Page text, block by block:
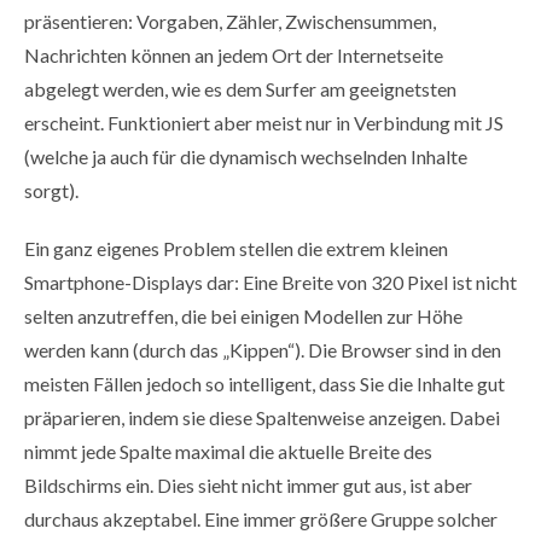
präsentieren: Vorgaben, Zähler, Zwischensummen,
Nachrichten können an jedem Ort der Internetseite
abgelegt werden, wie es dem Surfer am geeignetsten
erscheint. Funktioniert aber meist nur in Verbindung mit JS
(welche ja auch für die dynamisch wechselnden Inhalte
sorgt).
Ein ganz eigenes Problem stellen die extrem kleinen
Smartphone-Displays dar: Eine Breite von 320 Pixel ist nicht
selten anzutreffen, die bei einigen Modellen zur Höhe
werden kann (durch das „Kippen“). Die Browser sind in den
meisten Fällen jedoch so intelligent, dass Sie die Inhalte gut
präparieren, indem sie diese Spaltenweise anzeigen. Dabei
nimmt jede Spalte maximal die aktuelle Breite des
Bildschirms ein. Dies sieht nicht immer gut aus, ist aber
durchaus akzeptabel. Eine immer größere Gruppe solcher